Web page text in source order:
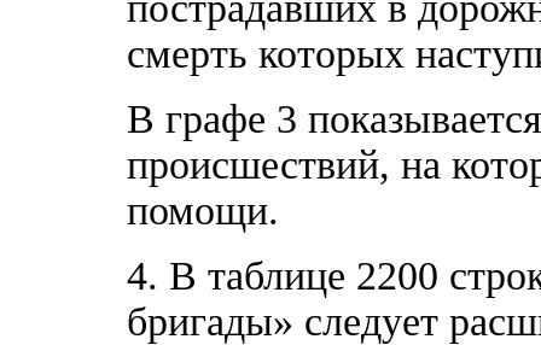
смерть которых
В графе 3
происшествий, на
помощи.
4. В таблице 2200
бригады» следует